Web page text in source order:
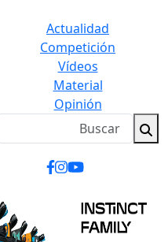
Actualidad
Competición
Vídeos
Material
Opinión